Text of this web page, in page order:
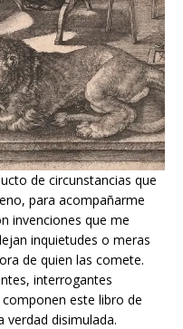
de circunstancias que
para acompañarme
invenciones que me
inquietudes o meras
de quien las comete.
interrogantes
este libro de
verdad disimulada.